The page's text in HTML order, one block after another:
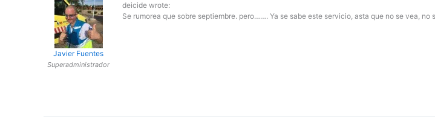
Javier Fuentes
Superadministrador
deicide wrote:
Se rumorea que sobre septiembre. pero……. Ya se sabe este servicio, asta que no se vea, no